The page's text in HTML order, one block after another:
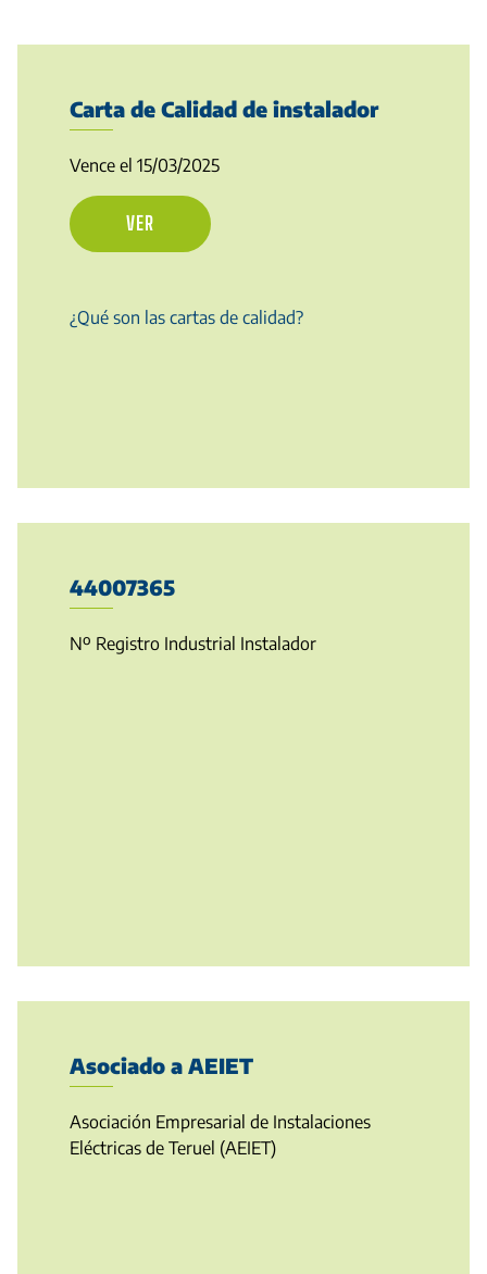
Carta de Calidad de instalador
Vence el 15/03/2025
VER
¿Qué son las cartas de calidad?
44007365
Nº Registro Industrial Instalador
Asociado a AEIET
Asociación Empresarial de Instalaciones
Eléctricas de Teruel (AEIET)